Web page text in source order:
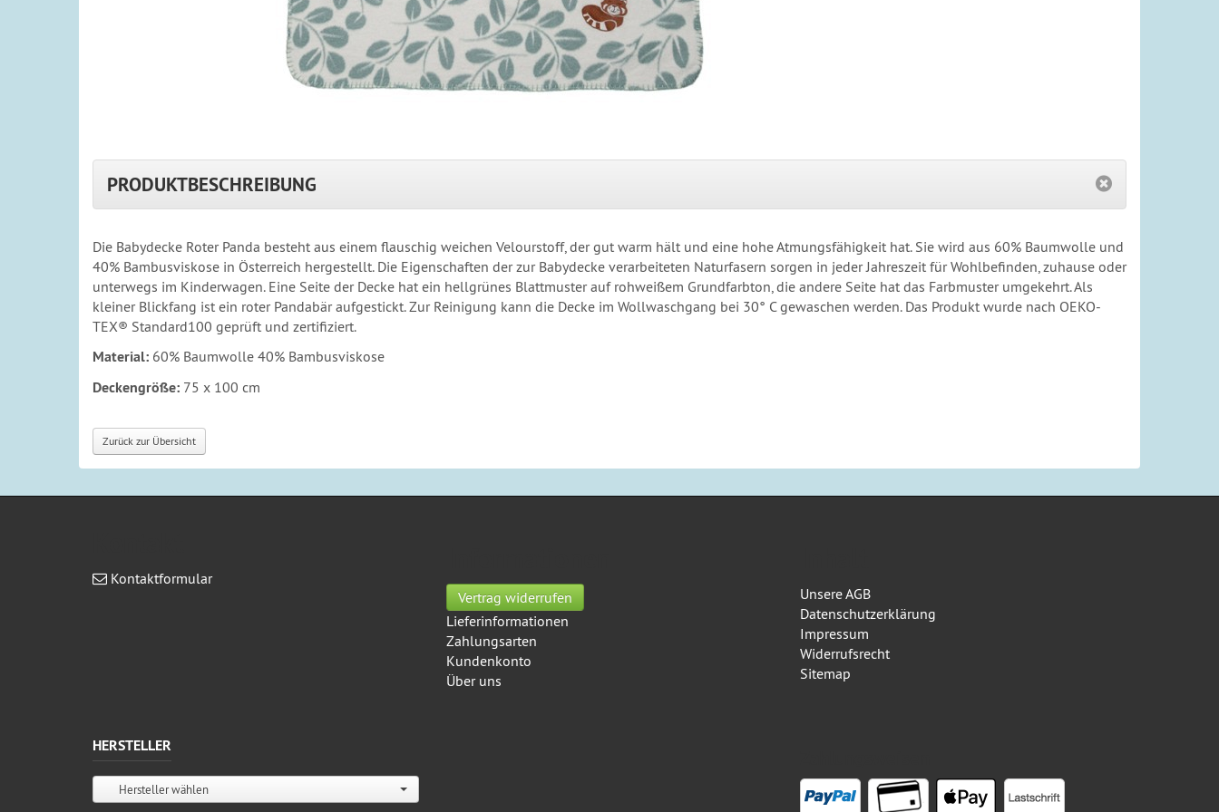
PRODUKTBESCHREIBUNG
Die Babydecke Roter Panda besteht aus einem flauschig weichen Velourstoff, der gut warm hält und eine hohe Atmungsfähigkeit hat. Sie wird aus 60% Baumwolle und
40% Bambusviskose in Österreich hergestellt. Die Eigenschaften der zur Babydecke verarbeiteten Naturfasern sorgen in jeder Jahreszeit für Wohlbefinden, zuhause oder
unterwegs im Kinderwagen. Eine Seite der Decke hat ein hellgrünes Blattmuster auf rohweißem Grundfarbton, die andere Seite hat das Farbmuster umgekehrt. Als
kleiner Blickfang ist ein roter Pandabär aufgestickt. Zur Reinigung kann die Decke im Wollwaschgang bei 30° C gewaschen werden. Das Produkt wurde nach OEKO-
TEX® Standard100 geprüft und zertifiziert.
Material: 60% Baumwolle 40% Bambusviskose
Deckengröße: 75 x 100 cm
Zurück zur Übersicht
Kontaktformular
Vertrag widerrufen
Lieferinformationen
Zahlungsarten
Kundenkonto
Über uns
Unsere AGB
Datenschutz­erklärung
Impressum
Widerrufsrecht
Sitemap
HERSTELLER
Hersteller wählen